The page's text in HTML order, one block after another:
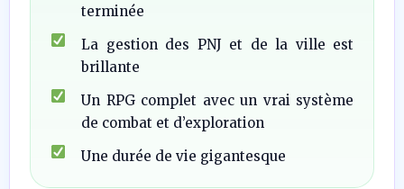
terminée
La gestion des PNJ et de la ville est
brillante
Un RPG complet avec un vrai système
de combat et d’exploration
Une durée de vie gigantesque